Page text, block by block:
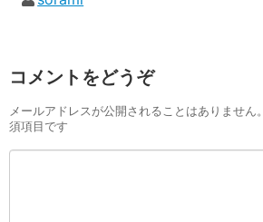
コメントをどうぞ
メールアドレスが公開されることはありません。
須項目です